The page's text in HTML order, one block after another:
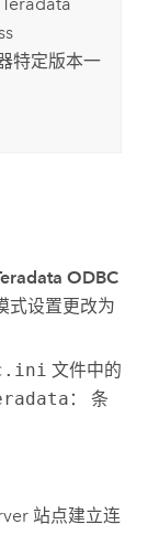
特定版本一
ODBC
式设置更改为
文件中的
： 条
站点建立连